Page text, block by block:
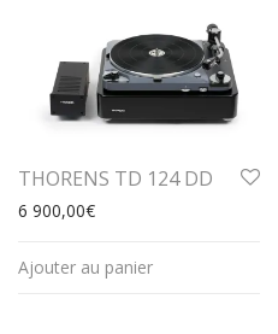
THORENS TD 124 DD
6 900,00€
Ajouter au panier